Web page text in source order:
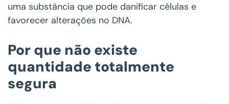
uma substância que pode danificar células e
favorecer alterações no DNA.
Por que não existe
quantidade totalmente
segura